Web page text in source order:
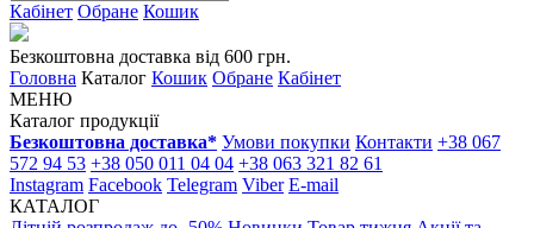
Кабінет Обране Кошик
Безкоштовна доставка від 600 грн.
Головна Каталог Кошик Обране Кабінет
МЕНЮ
Каталог продукції
Безкоштовна доставка* Умови покупки Контакти +38 067
572 94 53 +38 050 011 04 04 +38 063 321 82 61
Instagram Facebook Telegram Viber E-mail
КАТАЛОГ